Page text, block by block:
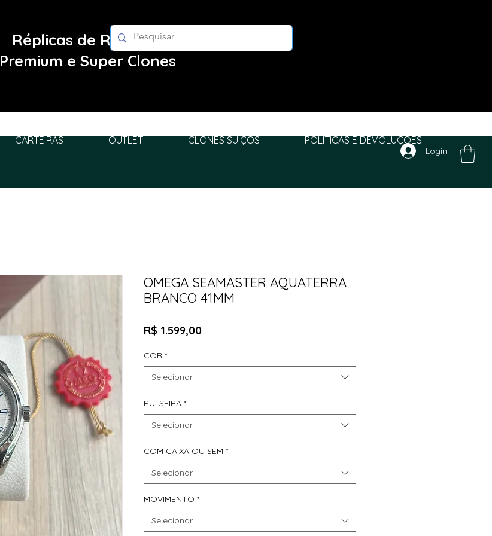
Réplicas de Relógios
Premium e Super Clones
CARTEIRAS OUTLET CLONES SUIÇOS POLITICAS E DEVOLUÇÕES
Login
OMEGA SEAMASTER AQUATERRA
BRANCO 41MM
R$ 1.599,00Preço
COR *
Selecionar
PULSEIRA *
Selecionar
COM CAIXA OU SEM *
Selecionar
MOVIMENTO *
Selecionar